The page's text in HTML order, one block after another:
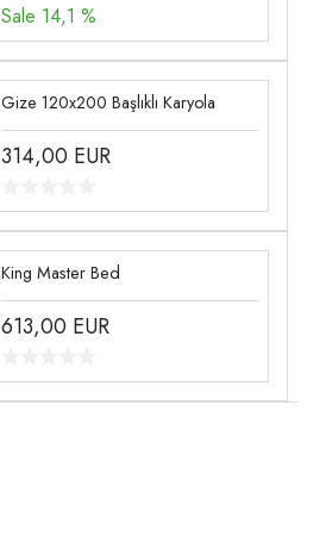
Sale 14,1 %
Gize 120x200 Başlıklı Karyola
314,00 EUR
King Master Bed
613,00 EUR